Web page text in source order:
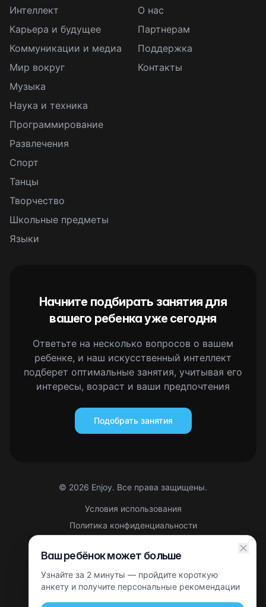
Интеллект
Карьера и будущее
Коммуникации и медиа
Мир вокруг
Музыка
Наука и техника
Программирование
Развлечения
Спорт
Танцы
Творчество
Школьные предметы
Языки
О нас
Партнерам
Поддержка
Контакты
Начните подбирать занятия для
вашего ребенка уже сегодня
Ответьте на несколько вопросов о вашем
ребенке, и наш искусственный интеллект
подберет оптимальные занятия, учитывая его
интересы, возраст и ваши предпочтения
Подобрать занятия
© 2026 Enjoy. Все права защищены.
Условия использования
Политика конфиденциальности
Партнерская оферта
Этот сайт защищен reCAPTCHA. Применяются Политика
конфиденциальности и Условия использования Google.
Ваш ребёнок может больше
Узнайте за 2 минуты — пройдите короткую
анкету и получите персональные рекомендации